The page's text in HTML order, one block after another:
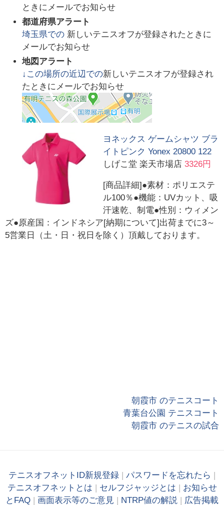
ときにメールでお知らせ
都道府県アラート
埼玉県での 新しいテニスオフが登録されたときに
メールでお知らせ
地図アラート
↓この場所の近辺での新しいテニスオフが登録され
たときにメールでお知らせ
ヨネックス ゲームシャツ ブラ
イトピンク Yonex 20800 122
しげこ堂 楽天市場店 3326円
[商品詳細]●素材：ポリエステ
ル100％●機能：UVカット、吸
汗速乾、制電●性別：ウィメン
ズ●原産国：インドネシア[納期について]出荷までに3～
5営業日（土・日・祝日を除く）頂戴しております。
朝霞市 のテニスコート
青葉台公園 テニスコート
朝霞市 のテニスの試合
テニスオフネットID新規登録 | パスワードを忘れたら |
テニスオフネットとは | セルフジャッジとは | お知らせ
とFAQ | 画面表示等のご意見 | NTRP値の解説 | 広告掲載